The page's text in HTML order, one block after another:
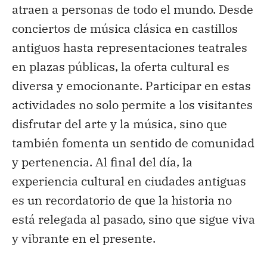
atraen a personas de todo el mundo. Desde
conciertos de música clásica en castillos
antiguos hasta representaciones teatrales
en plazas públicas, la oferta cultural es
diversa y emocionante. Participar en estas
actividades no solo permite a los visitantes
disfrutar del arte y la música, sino que
también fomenta un sentido de comunidad
y pertenencia. Al final del día, la
experiencia cultural en ciudades antiguas
es un recordatorio de que la historia no
está relegada al pasado, sino que sigue viva
y vibrante en el presente.